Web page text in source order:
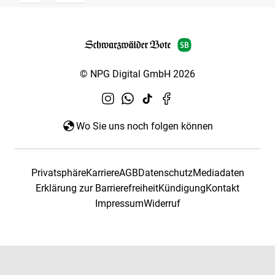
© NPG Digital GmbH 2026
Wo Sie uns noch folgen können
PrivatsphäreKarriereAGBDatenschutzMediadaten
Erklärung zur BarrierefreiheitKündigungKontakt
ImpressumWiderruf